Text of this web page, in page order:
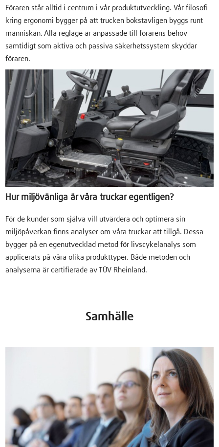
Föraren står alltid i centrum i vår produktutveckling. Vår filosofi
kring ergonomi bygger på att trucken bokstavligen byggs runt
människan. Alla reglage är anpassade till förarens behov
samtidigt som aktiva och passiva säkerhetssystem skyddar
föraren.
Hur miljövänliga är våra truckar egentligen?
För de kunder som själva vill utvärdera och optimera sin
miljöpåverkan finns analyser om våra truckar att tillgå. Dessa
bygger på en egenutvecklad metod för livscykelanalys som
applicerats på våra olika produkttyper. Både metoden och
analyserna är certifierade av TÜV Rheinland.
Samhälle